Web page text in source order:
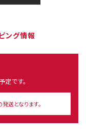
ング情報
定です。
送となります。